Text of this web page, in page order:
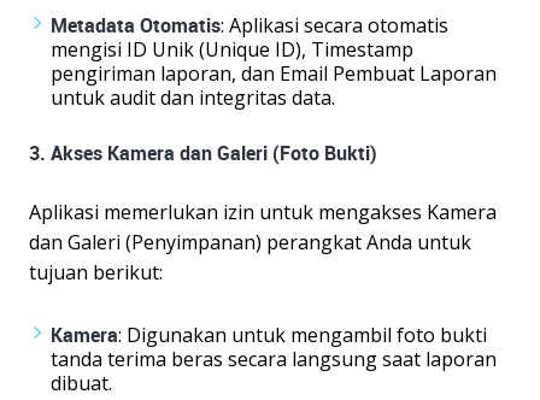
Metadata Otomatis: Aplikasi secara otomatis
mengisi ID Unik (Unique ID), Timestamp
pengiriman laporan, dan Email Pembuat Laporan
untuk audit dan integritas data.
3. Akses Kamera dan Galeri (Foto Bukti)
Aplikasi memerlukan izin untuk mengakses Kamera
dan Galeri (Penyimpanan) perangkat Anda untuk
tujuan berikut:
Kamera: Digunakan untuk mengambil foto bukti
tanda terima beras secara langsung saat laporan
dibuat.